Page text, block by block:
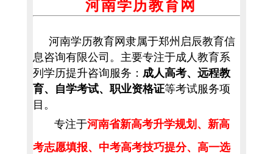
河南学历教育网
河南学历教育网隶属于郑州启辰教育信
息咨询有限公司。主要专注于成人教育系
列学历提升咨询服务： 成人高考、远程教
育、自学考试、职业资格证等考试服务项
目。
专注于河南省新高考升学规划、新高
考志愿填报、中考高考技巧提分、高一选